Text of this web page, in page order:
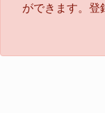
ができます。登